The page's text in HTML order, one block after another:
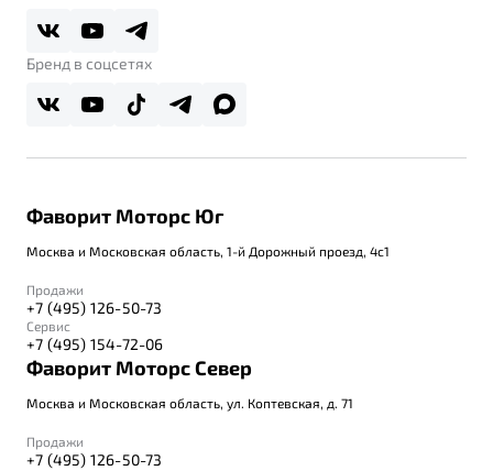
Реферальная программа
Правовая информация
Бренд в соцсетях
Фаворит Моторс Юг
Москва и Московская область, 1-й Дорожный проезд, 4с1
Продажи
+7 (495) 126-50-73
Сервис
+7 (495) 154-72-06
Фаворит Моторс Север
Москва и Московская область, ул. Коптевская, д. 71
Продажи
+7 (495) 126-50-73